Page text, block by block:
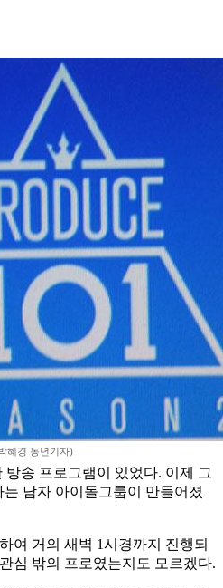
혜경 동년기자)
방송 프로그램이 있었다. 이제 그
는 남자 아이돌그룹이 만들어졌
여 거의 새벽 1시경까지 진행되
심 밖의 프로였는지도 모르겠다.